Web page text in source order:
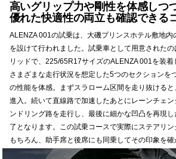
高いグリップ力や剛性を体感しつつ
優れた快適性の両立も確認できる
ALENZA 001の試乗は、大磯プリンスホテル敷地内
を設けて行われました。試乗車として用意された
リッドで、225/65R17サイズのALENZA 001を装着
さまざまな走行状況を想定した5つのセクションを
の性能を体感。まずスラローム区間を走り抜ける
進入。続いて直線路で加速したあとにレーンチェ
ンドリング路を走行し、最後に細かな凹凸を再現
了となります。この試乗コースで実際にステアリ
もちろん、助手席と後席にも同乗してその印象を確